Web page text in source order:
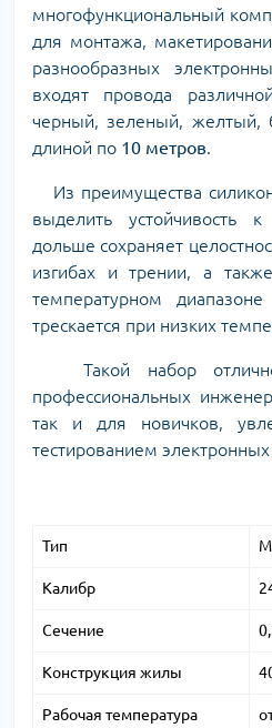
многофункциональный
для монтажа,
разнообразных
входят провода
черный, зеленый, желтый,
длиной по 10 метров.
Из преимущества
выделить устойчивость
дольше сохраняет
изгибах и трении, а
температурном
трескается при низких
Такой набор
профессиональных
так и для новичков,
тестированием
Тип
Калибр
Сечение
Конструкция жилы
Рабочая температура